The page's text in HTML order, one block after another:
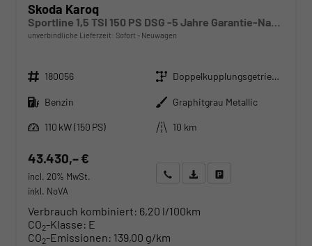
Skoda Karoq
unverbindliche Lieferzeit: Sofort Neuwagen
Fahrzeugnr. 180056 Getriebe
Doppelkupplungsgetriebe (DSG)
Kraftstoff Benzin Außenfarbe Graphitgrau Metallic
Leistung
110 kW (150 PS) Kilometerstand 10 km
43.430,– €
incl. 20% MwSt.
inkl. NoVA
Wir rufen Sie anAngebot drucken (PDF)
Verbrauch kombiniert: 6,20 l/100km
CO2-Klasse: E
CO2-Emissionen: 139,00 g/km